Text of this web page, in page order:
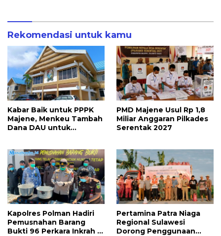
Rekomendasi untuk kamu
Kabar Baik untuk PPPK
Majene, Menkeu Tambah
Dana DAU untuk
PMD Majene Usul Rp 1,8
Miliar Anggaran Pilkades
Serentak 2027
Kapolres Polman Hadiri
Pemusnahan Barang
Bukti 96 Perkara Inkrah di
Pertamina Patra Niaga
Regional Sulawesi
Dorong Penggunaan